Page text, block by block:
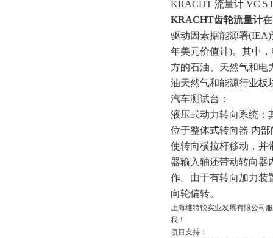
KRACHT 流量计 VC 5
KRACHT齿轮流量计
驱动因素据能源署(IEA)
年美元价值计)。其中
方的石油、天然气和电
油天然气和能源行业板
汽车测试台：
液压式动力转向系统：
位于整体式转向器 内
使转向横拉杆移动，并
器输入轴还带动转向器
作。由于有转向加力装
向轮偏转。
上海维特锐实业发展有限公司
我！
项目支持：